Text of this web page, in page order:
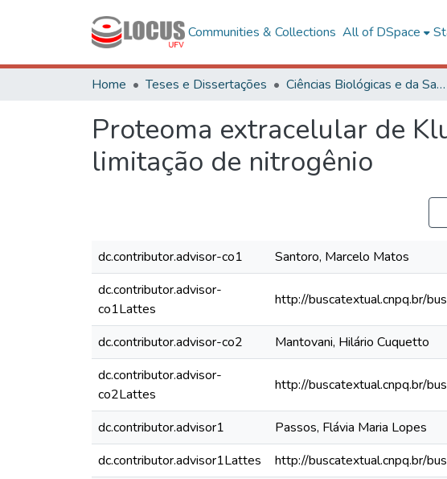
Communities & Collections All of DSpace
Home Teses e Dissertações Ciências Biológicas e da Saúde
Proteoma extracelular de
limitação de nitrogênio
dc.contributor.advisor-co1
Santoro, Marcelo Matos
dc.contributor.advisor-
co1Lattes
http://buscatextual.cnpq.br/
dc.contributor.advisor-co2
Mantovani, Hilário Cuquetto
dc.contributor.advisor-
co2Lattes
http://buscatextual.cnpq.br/
dc.contributor.advisor1
Passos, Flávia Maria Lopes
dc.contributor.advisor1Lattes
http://buscatextual.cnpq.br/